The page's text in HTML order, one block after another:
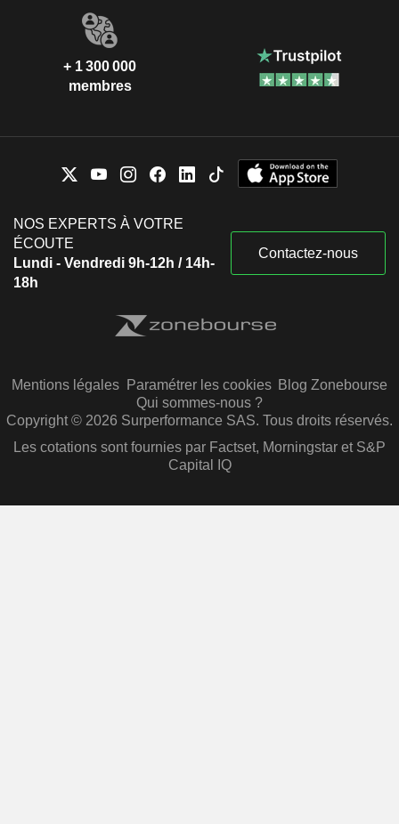
+ 1 300 000
membres
NOS EXPERTS À VOTRE
ÉCOUTE
Lundi - Vendredi 9h-12h / 14h-
18h
Contactez-nous
Mentions légales Paramétrer les cookies Blog Zonebourse
Qui sommes-nous ?
Copyright © 2026 Surperformance SAS. Tous droits réservés.
Les cotations sont fournies par Factset, Morningstar et S&P
Capital IQ